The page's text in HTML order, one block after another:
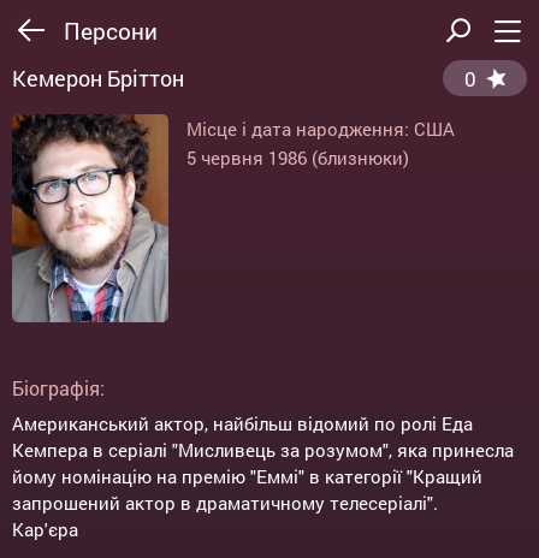
Персони
Кемерон Бріттон 0
Місце і дата народження: США
5 червня 1986 (близнюки)
Біографія:
Американський актор, найбільш відомий по ролі Еда
Кемпера в серіалі "Мисливець за розумом", яка принесла
йому номінацію на премію "Еммі" в категорії "Кращий
запрошений актор в драматичному телесеріалі".
Кар'єра